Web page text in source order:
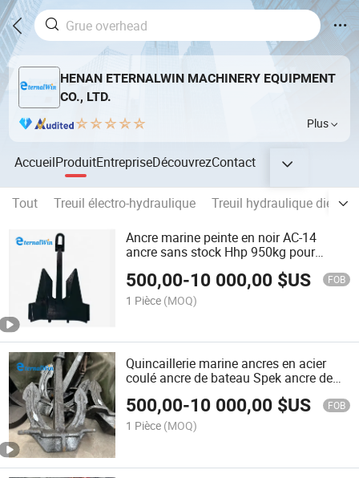
HENAN ETERNALWIN MACHINERY EQUIPMENT
CO., LTD.
Plus
AccueilProduitEntrepriseDécouvrezContact
Tout Treuil électro-hydraulique
Treuil hydraulique diesel
Ancre marine peinte en noir AC-14
ancre sans stock Hhp 950kg pour
500,00-10 000,00 $US FOB
1 Pièce (MOQ)
Quincaillerie marine ancres en acier
coulé ancre de bateau Spek ancre de
docking Hall sans stock pour navire
500,00-10 000,00 $US FOB
1 Pièce (MOQ)